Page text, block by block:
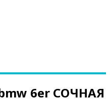
6er СОЧНАЯ